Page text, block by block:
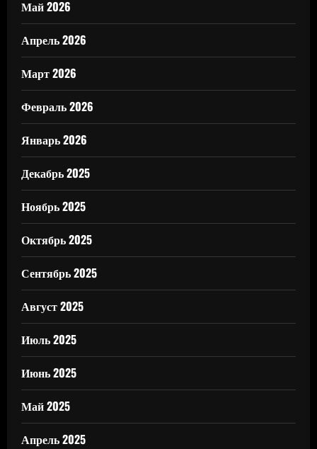
Май 2026
Апрель 2026
Март 2026
Февраль 2026
Январь 2026
Декабрь 2025
Ноябрь 2025
Октябрь 2025
Сентябрь 2025
Август 2025
Июль 2025
Июнь 2025
Май 2025
Апрель 2025